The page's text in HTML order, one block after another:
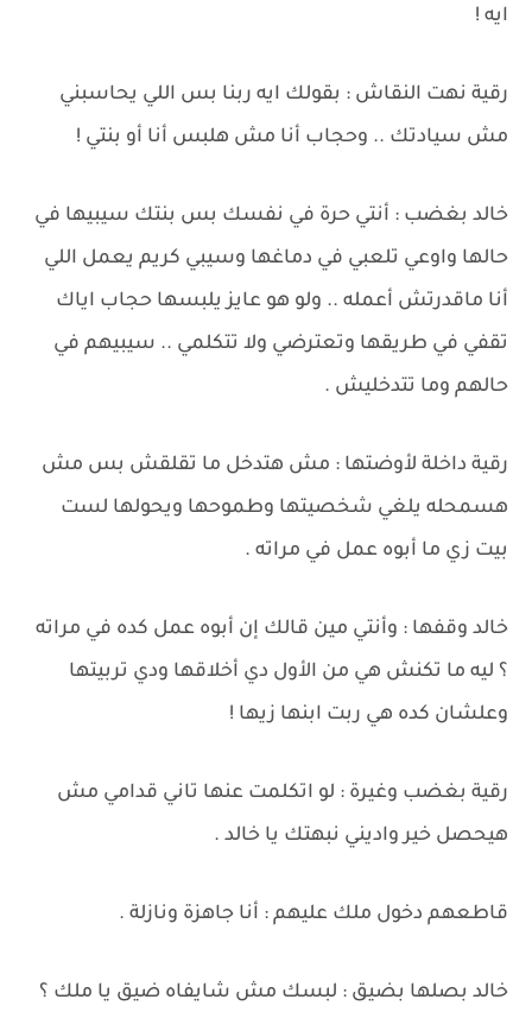
ايه !
رقية نهت النقاش : بقولك ايه ربنا بس اللي يحاسبني
مش سيادتك .. وحجاب أنا مش هلبس أنا أو بنتي !
خالد بغضب : أنتي حرة في نفسك بس بنتك سيبيها في
حالها واوعي تلعبي في دماغها وسيبي كريم يعمل اللي
أنا ماقدرتش أعمله .. ولو هو عايز يلبسها حجاب اياك
تقفي في طريقها وتعترضي ولا تتكلمي .. سيبيهم في
حالهم وما تتدخليش .
رقية داخلة لأوضتها : مش هتدخل ما تقلقش بس مش
هسمحله يلغي شخصيتها وطموحها ويحولها لست
بيت زي ما أبوه عمل في مراته .
خالد وقفها : وأنتي مين قالك إن أبوه عمل كده في مراته
؟ ليه ما تكنش هي من الأول دي أخلاقها ودي تربيتها
وعلشان كده هي ربت ابنها زيها !
رقية بغضب وغيرة : لو اتكلمت عنها تاني قدامي مش
هيحصل خير واديني نبهتك يا خالد .
قاطعهم دخول ملك عليهم : أنا جاهزة ونازلة .
خالد بصلها بضيق : لبسك مش شايفاه ضيق يا ملك ؟